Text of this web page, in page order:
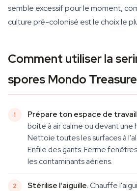
semble excessif pour le moment,
culture pré-colonisé est le choix le
Comment utiliser la
spores Mondo
Prépare ton espace de
boîte à air calme ou devant une
Nettoie toutes les surfaces à
Enfile des gants. Ferme
les contaminants aériens.
Stérilise l'aiguille.Chauffe